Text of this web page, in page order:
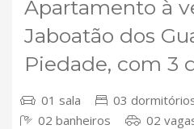
Apartamento à
Jaboatão dos
Piedade, com 3
01 sala 03
02 banheiros
02